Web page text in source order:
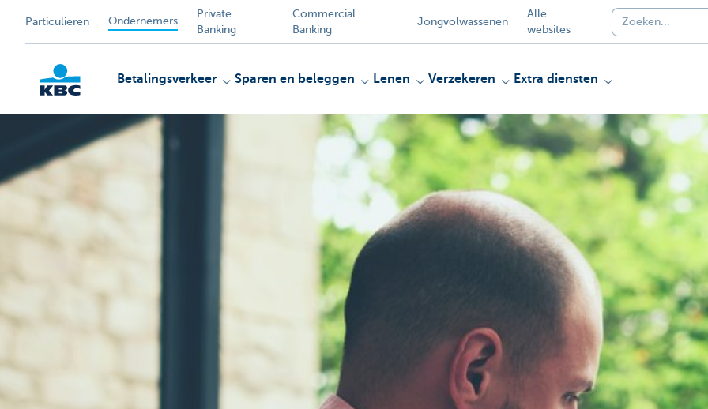
Particulieren Ondernemers
Private
Banking
Commercial
Banking
Jongvolwassenen
Alle
websites
KBC
Betalingsverkeer Sparen en beleggen Lenen Verzekeren Extra diensten